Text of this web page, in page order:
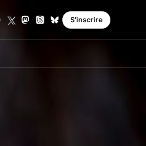
S'inscrire